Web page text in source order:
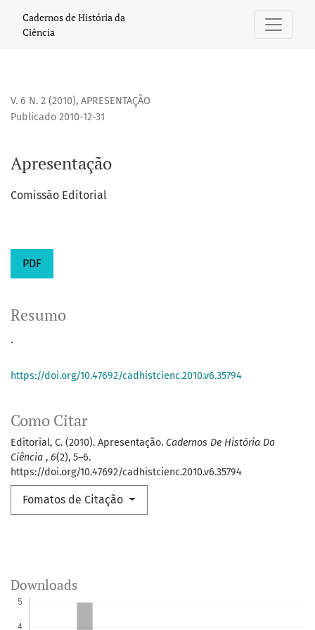
Cadernos de História da
Ciência
V. 6 N. 2 (2010), APRESENTAÇÃO
Apresentação
Publicado 2010-12-31
Comissão Editorial
PDF
Como Citar
Editorial, C. (2010). Apresentação. Cadernos De História Da
Ciência , 6(2), 5–6.
https://doi.org/10.47692/cadhistcienc.2010.v6.35794
Fomatos de Citação
Resumo
.
https://doi.org/10.47692/cadhistcienc.2010.v6.35794
Downloads